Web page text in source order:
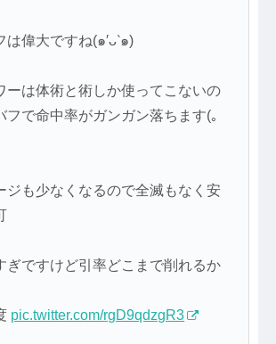
偉大ですね(๑′ᴗ‵๑)
ーは体術と術しか使ってこないの
フで命中率がガンガン落ちます(｡
ジも少なくなるので全滅もなく安
ぎですけど引率どこまで削れるか
pic.twitter.com/rgD9qdzgR3